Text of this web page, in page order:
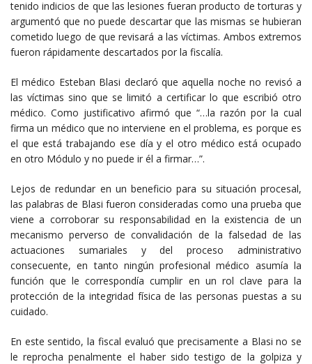
tenido indicios de que las lesiones fueran producto de torturas y
argumentó que no puede descartar que las mismas se hubieran
cometido luego de que revisará a las víctimas. Ambos extremos
fueron rápidamente descartados por la fiscalía.
El médico Esteban Blasi declaró que aquella noche no revisó a
las víctimas sino que se limitó a certificar lo que escribió otro
médico. Como justificativo afirmó que “…la razón por la cual
firma un médico que no interviene en el problema, es porque es
el que está trabajando ese día y el otro médico está ocupado
en otro Módulo y no puede ir él a firmar…”.
Lejos de redundar en un beneficio para su situación procesal,
las palabras de Blasi fueron consideradas como una prueba que
viene a corroborar su responsabilidad en la existencia de un
mecanismo perverso de convalidación de la falsedad de las
actuaciones sumariales y del proceso administrativo
consecuente, en tanto ningún profesional médico asumía la
función que le correspondía cumplir en un rol clave para la
protección de la integridad física de las personas puestas a su
cuidado.
En este sentido, la fiscal evaluó que precisamente a Blasi no se
le reprocha penalmente el haber sido testigo de la golpiza y